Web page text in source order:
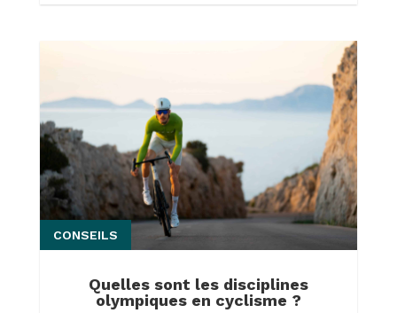
Quelles sont les disciplines
olympiques en cyclisme ?
CONSEILS